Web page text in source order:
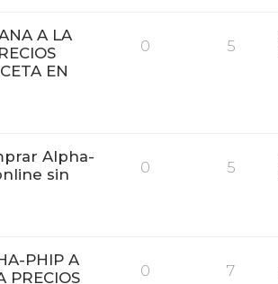
A LA
EN
0 5
Alpha-
sin
0 5
PHIP A
PRECIOS
0 7